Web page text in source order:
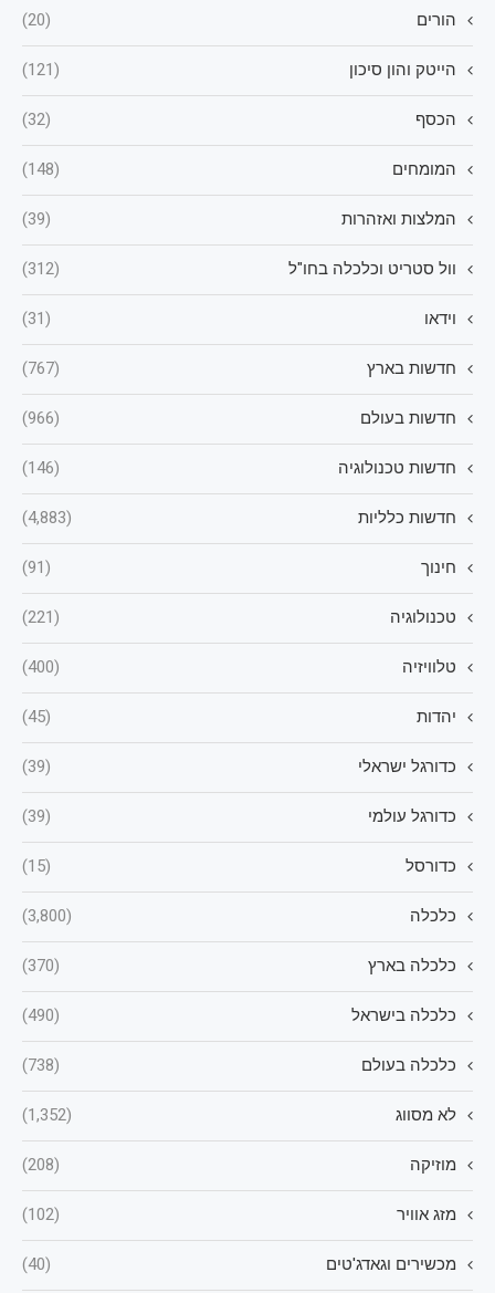
הורים (20)
הייטק והון סיכון (121)
הכסף (32)
המומחים (148)
המלצות ואזהרות (39)
וול סטריט וכלכלה בחו"ל (312)
וידאו (31)
חדשות בארץ (767)
חדשות בעולם (966)
חדשות טכנולוגיה (146)
חדשות כלליות (4,883)
חינוך (91)
טכנולוגיה (221)
טלוויזיה (400)
יהדות (45)
כדורגל ישראלי (39)
כדורגל עולמי (39)
כדורסל (15)
כלכלה (3,800)
כלכלה בארץ (370)
כלכלה בישראל (490)
כלכלה בעולם (738)
לא מסווג (1,352)
מוזיקה (208)
מזג אוויר (102)
מכשירים וגאדג'טים (40)